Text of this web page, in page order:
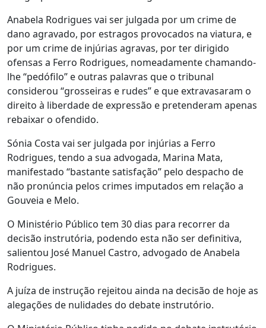
Anabela Rodrigues vai ser julgada por um crime de
dano agravado, por estragos provocados na viatura, e
por um crime de injúrias agravas, por ter dirigido
ofensas a Ferro Rodrigues, nomeadamente chamando-
lhe “pedófilo” e outras palavras que o tribunal
considerou “grosseiras e rudes” e que extravasaram o
direito à liberdade de expressão e pretenderam apenas
rebaixar o ofendido.
Sónia Costa vai ser julgada por injúrias a Ferro
Rodrigues, tendo a sua advogada, Marina Mata,
manifestado “bastante satisfação” pelo despacho de
não pronúncia pelos crimes imputados em relação a
Gouveia e Melo.
O Ministério Público tem 30 dias para recorrer da
decisão instrutória, podendo esta não ser definitiva,
salientou José Manuel Castro, advogado de Anabela
Rodrigues.
A juíza de instrução rejeitou ainda na decisão de hoje as
alegações de nulidades do debate instrutório.